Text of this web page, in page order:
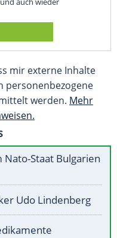
mir externe Inhalte
personenbezogene
werden. Mehr
Staat Bulgarien
Udo Lindenberg